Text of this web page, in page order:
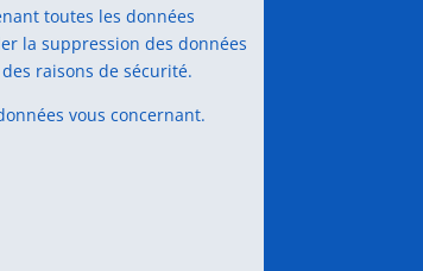
toutes les données
la suppression des données
raisons de sécurité.
vous concernant.